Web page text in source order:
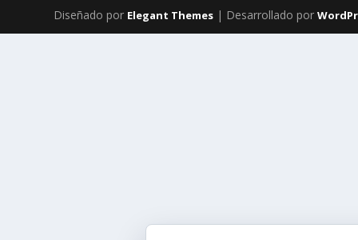
Diseñado por Elegant Themes | Desarrollado por